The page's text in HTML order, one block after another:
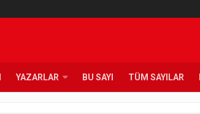
YAZARLAR BU SAYI TÜM SAYILAR